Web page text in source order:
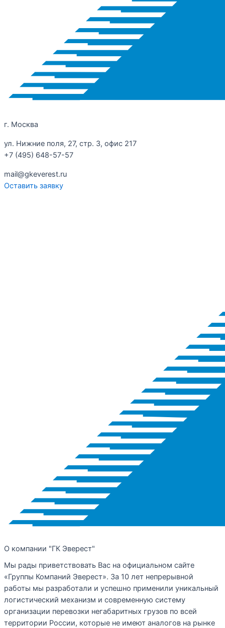
г. Москва
ул. Нижние поля, 27, стр. 3, офис 217
+7 (495) 648-57-57
mail@gkeverest.ru
Оставить заявку
О компании "ГК Эверест"
Мы рады приветствовать Вас на официальном сайте
«Группы Компаний Эверест». За 10 лет непрерывной
работы мы разработали и успешно применили уникальный
логистический механизм и современную систему
организации перевозки негабаритных грузов по всей
территории России, которые не имеют аналогов на рынке